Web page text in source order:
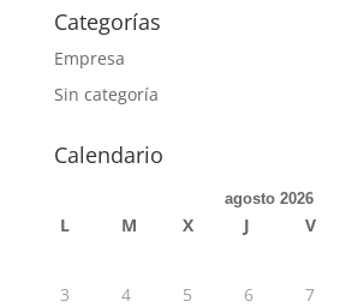
Categorías
Empresa
Sin categoría
Calendario
agosto 2026
L M X J V
3
4 5 6 7